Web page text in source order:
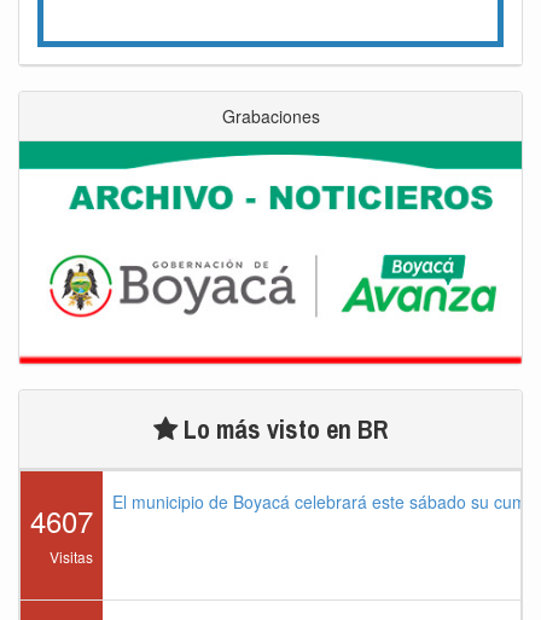
Grabaciones
Lo más visto en BR
4607
Visitas
El municipio de Boyacá celebrará este sábado su